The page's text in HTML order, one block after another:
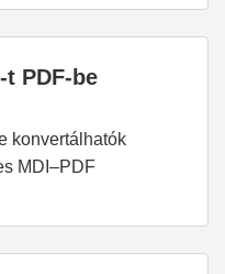
PDF-be
konvertálhatók
MDI–PDF